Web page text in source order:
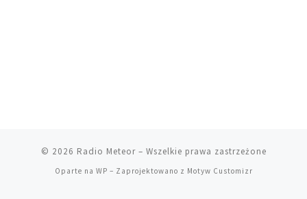
© 2026 Radio Meteor– Wszelkie prawa zastrzeżone
Oparte na WP – Zaprojektowano z Motyw Customizr